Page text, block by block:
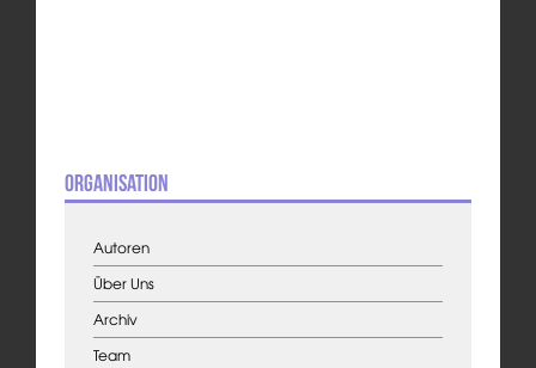
Organisation
Autoren
Über Uns
Archiv
Team